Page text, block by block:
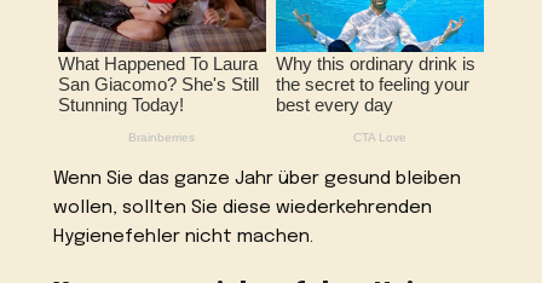
Wenn Sie das ganze Jahr über gesund bleiben
wollen, sollten Sie diese wiederkehrenden
Hygienefehler nicht machen.